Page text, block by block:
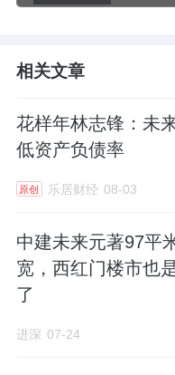
性好、连续分红、
权，以反映股息率
波动100指数
中能源(000937)、
贸
(603156)、
相关文章
花样年林志锋：未
低资产负债率
原创 乐居财经 08-03
中建未来元著97平
宽，西红门楼市也
了
进深 07-24